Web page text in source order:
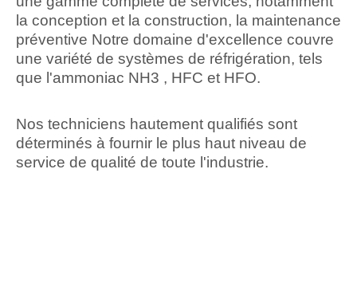
la conception et la construction, la maintenance
préventive Notre domaine d'excellence couvre
une variété de systèmes de réfrigération, tels
que l'ammoniac NH3 , HFC et HFO.
Nos techniciens hautement qualifiés sont
déterminés à fournir le plus haut niveau de
service de qualité de toute l'industrie.